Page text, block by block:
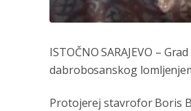
ISTOČNO SARAJEVO –
dabrobosanskog
Protojerej stavrofor Boris